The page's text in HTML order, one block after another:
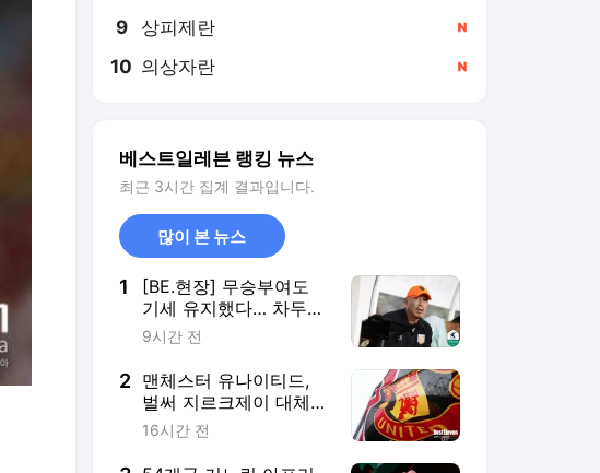
9 상피제란
10 의상자란
베스트일레븐 랭킹 뉴스
최근 3시간 집계 결과입니다.
많이 본 뉴스
1
[BE.현장] 무승부여도
기세 유지했다… 차두리
감독, "부산 아이파크 원
있을 것"
9시간 전
2 맨체스터 유나이티드,
벌써 지르크제이 대체자
낙점했나… 루이스 홀
찾았다→ '6,500만 유
16시간 전